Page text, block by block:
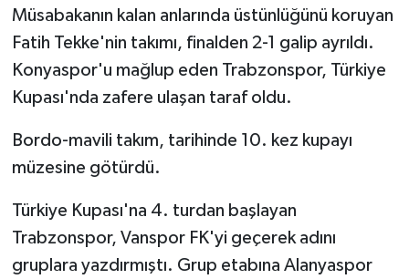
Müsabakanın kalan anlarında üstünlüğünü koruyan
Fatih Tekke'nin takımı, finalden 2-1 galip ayrıldı.
Konyaspor'u mağlup eden Trabzonspor, Türkiye
Kupası'nda zafere ulaşan taraf oldu.
Bordo-mavili takım, tarihinde 10. kez kupayı
müzesine götürdü.
Türkiye Kupası'na 4. turdan başlayan
Trabzonspor, Vanspor FK'yi geçerek adını
gruplara yazdırmıştı. Grup etabına Alanyaspor